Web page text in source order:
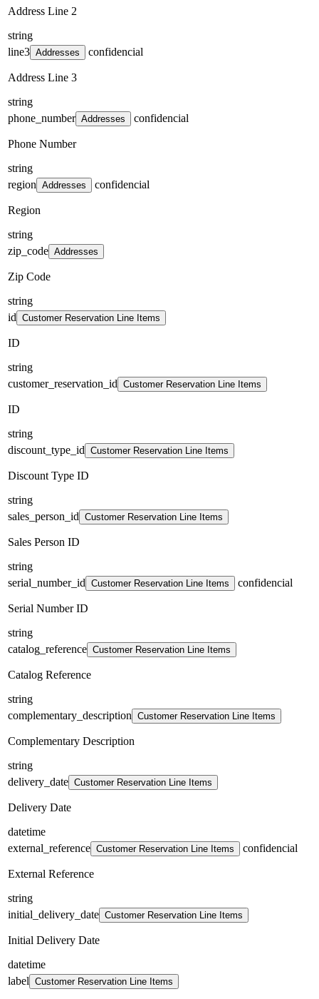
Address Line 2
string
line3 Addresses confidencial
Address Line 3
string
phone_number Addresses confidencial
Phone Number
string
region Addresses confidencial
Region
string
zip_code Addresses
Zip Code
string
id Customer Reservation Line Items
ID
string
customer_reservation_id Customer Reservation Line Items
ID
string
discount_type_id Customer Reservation Line Items
Discount Type ID
string
sales_person_id Customer Reservation Line Items
Sales Person ID
string
serial_number_id Customer Reservation Line Items confidencial
Serial Number ID
string
catalog_reference Customer Reservation Line Items
Catalog Reference
string
complementary_description Customer Reservation Line Items
Complementary Description
string
delivery_date Customer Reservation Line Items
Delivery Date
datetime
external_reference Customer Reservation Line Items confidencial
External Reference
string
initial_delivery_date Customer Reservation Line Items
Initial Delivery Date
datetime
label Customer Reservation Line Items